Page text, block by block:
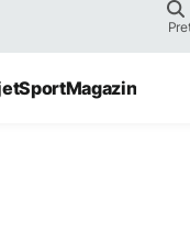
SportMagazin